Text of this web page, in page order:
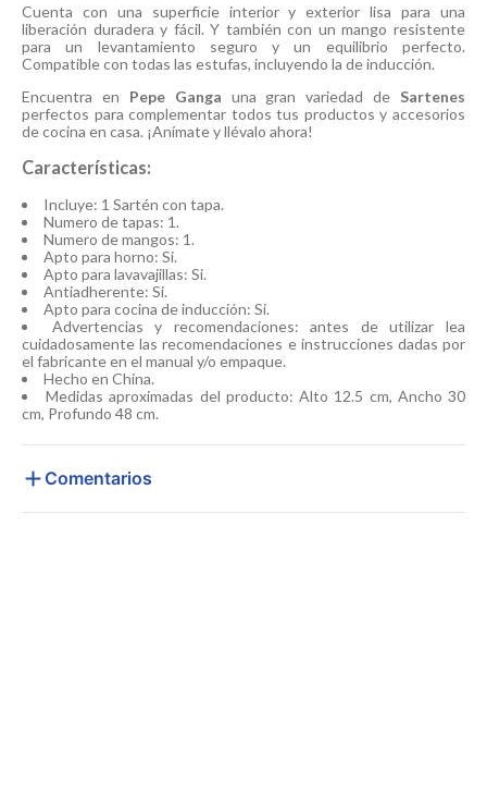
Cuenta con una superficie interior y exterior lisa para una
liberación duradera y fácil. Y también con un mango resistente
para un levantamiento seguro y un equilibrio perfecto.
Compatible con todas las estufas, incluyendo la de inducción.
Encuentra en Pepe Ganga una gran variedad de Sartenes
perfectos para complementar todos tus productos y accesorios
de cocina en casa. ¡Anímate y llévalo ahora!
Características:
Incluye: 1 Sartén con tapa.
Numero de tapas: 1.
Numero de mangos: 1.
Apto para horno: Si.
Apto para lavavajillas: Si.
Antiadherente: Si.
Apto para cocina de inducción: Si.
Advertencias y recomendaciones: antes de utilizar lea
cuidadosamente las recomendaciones e instrucciones dadas por
el fabricante en el manual y/o empaque.
Hecho en China.
Medidas aproximadas del producto: Alto 12.5 cm, Ancho 30
cm, Profundo 48 cm.
Comentarios